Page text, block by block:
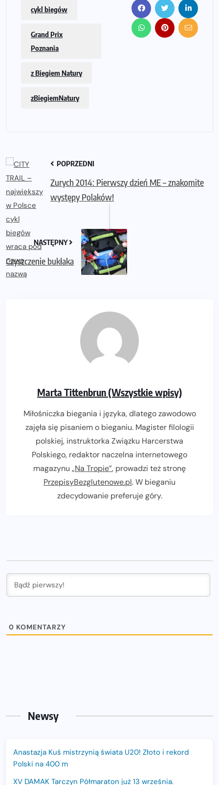
cykl biegów
Grand Prix
Poznania
z Biegiem Natury
zBiegiemNatury
POPRZEDNI
Zurych 2014: Pierwszy dzień ME – znakomite
występy Polaków!
NASTĘPNY
Czyszczenie bukłaka
Marta Tittenbrun (Wszystkie wpisy)
Miłośniczka biegania i języka, dlatego zawodowo
zajęła się pisaniem o bieganiu. Magister filologii
polskiej, instruktorka Związku Harcerstwa
Polskiego, redaktor naczelna internetowego
magazynu „Na Tropie”, prowadzi też stronę
PrzepisyBezglutenowe.pl. W bieganiu
zdecydowanie preferuje góry.
0 KOMENTARZY
Newsy
Anastazja Kuś mistrzynią świata U20! Złoto i rekord
Polski na 400 m
XV DAMAK Tarczyn Półmaraton już 13 września.